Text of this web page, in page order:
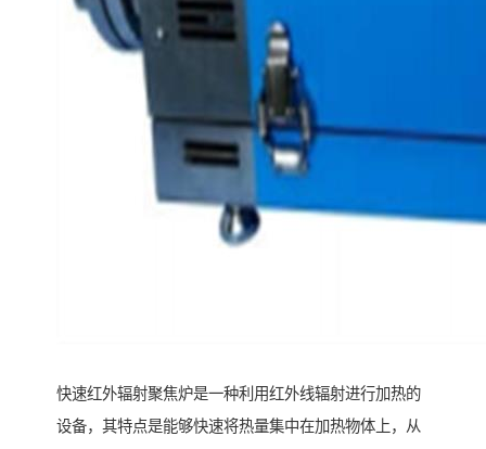
快速红外辐射聚焦炉是一种利用红外线辐射进行加热的
设备，其特点是能够快速将热量集中在加热物体上，从